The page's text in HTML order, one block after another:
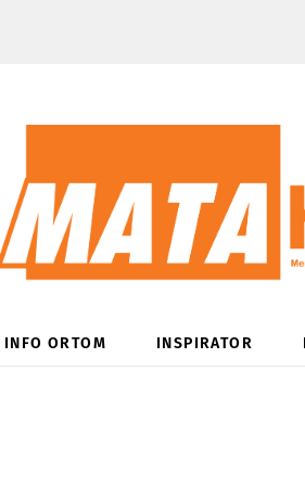
INFO ORTOM INSPIRATOR